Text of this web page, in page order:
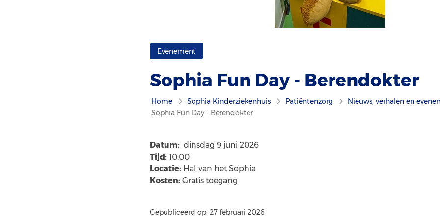
Evenement
Sophia Fun Day - Berendokter
Home Sophia Kinderziekenhuis Patiëntenzorg
Nieuws, verhalen en
Sophia Fun Day - Berendokter
Datum: dinsdag 9 juni 2026
Tijd:10:00
Locatie: Hal van het Sophia
Kosten:Gratis toegang
Gepubliceerd op: 27 februari 2026